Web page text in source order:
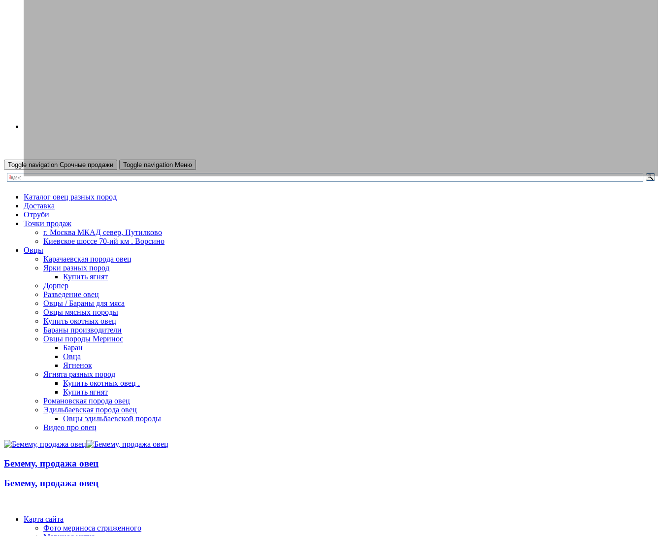
Toggle navigation Срочные продажи Toggle navigation Меню
Каталог овец разных пород
Доставка
Отруби
Точки продаж
г. Москва МКАД север, Путилково
Киевское шоссе 70-ий км . Ворсино
Овцы
Карачаевская порода овец
Ярки разных пород
Купить ягнят
Дорпер
Разведение овец
Овцы / Бараны для мяса
Овцы мясных породы
Купить окотных овец
Бараны производители
Овцы породы Меринос
Баран
Овца
Ягненок
Ягнята разных пород
Купить окотных овец .
Купить ягнят
Романовская порода овец
Эдильбаевская порода овец
Овцы эдильбаевской породы
Видео про овец
Бемему, продажа овец
Бемему, продажа овец
Карта сайта
Фото мериноса стриженного